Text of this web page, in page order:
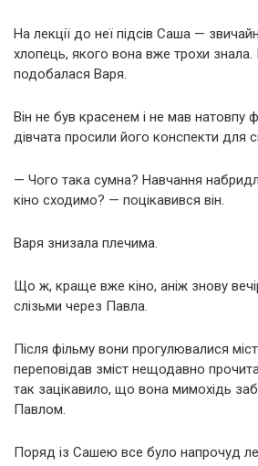
На лекції до неї підсів Саша —
хлопець, якого вона вже трохи
подобалася Варя.
Він не був красенем і не мав натовпу
дівчата просили його конспекти для
— Чого така сумна? Навчання
кіно сходимо? — поцікавився він.
Варя знизала плечима.
Що ж, краще вже кіно, аніж знову
слізьми через Павла.
Після фільму вони прогулювалися
переповідав зміст нещодавно
так зацікавило, що вона мимохідь
Павлом.
Поряд із Сашею все було напрочуд